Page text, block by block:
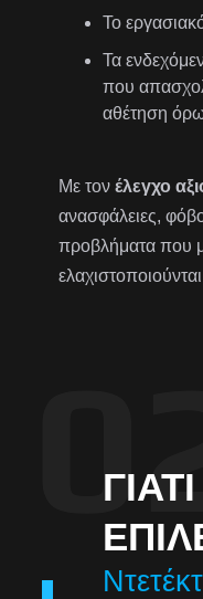
Το
Τα
που
αθέτηση
Με τονέλεγχο
ανασφάλειες,
προβλήματα που